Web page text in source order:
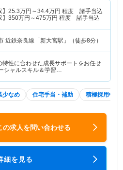
25.3万円～34.4万円 程度 諸手当込
350万円～475万円 程度 諸手当込
近鉄奈良線「新大宮駅」（徒歩8分）
特性に合わせた成長サポートをお任せ
シャルスキル＆学習…
少なめ 住宅手当・補助 積極採用中
の求人を問い合わせる
細を見る